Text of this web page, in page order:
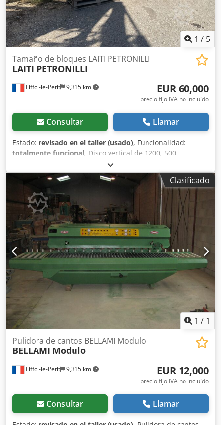
1 / 5
Liffol-le-Petit 9,315 km
Tamaño de bloques LAITI PETRONILLI
LAITI PETRONILLI
EUR 60,000
precio fijo IVA no incluído
Consultar Llamar
Estado: revisado en el taller (usado), Funcionalidad:
totalmente funcional, Disco vertical de 1200, 500
horizontal 2 mesas eléctricas porta bloques
Reacondicionada Para bloques de hasta 20 toneladas
Máquina desmontada, cargada en camión. Contacto por
teléfono en francés, por correo electrónico en su idioma.
Credpfxjxb Dr Rs Actjf
Clasificado
1 / 1
Liffol-le-Petit 9,315 km
Pulidora de cantos BELLAMI Modulo
BELLAMI Modulo
EUR 12,000
precio fijo IVA no incluído
Consultar Llamar